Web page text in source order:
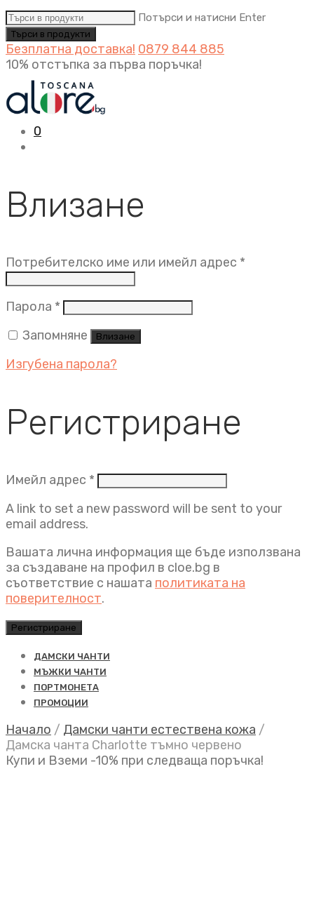
Потърси и натисни Enter
Безплатна доставка! 0879 844 885
10% отстъпка за първа поръчка!
0
Влизане
Потребителско име или имейл адрес *
Парола * Задължително
Запомняне
Влизане
Изгубена парола?
Регистриране
Имейл адрес * Задължително
A link to set a new password will be sent to your
email address.
Вашата лична информация ще бъде използвана
за създаване на профил в cloe.bg в
съответствие с нашата политиката на
поверителност.
Регистриране
ДАМСКИ ЧАНТИ
МЪЖКИ ЧАНТИ
ПОРТМОНЕТА
ПРОМОЦИИ
Начало / Дамски чанти естествена кожа /
Дамска чанта Charlotte тъмно червено
Купи и Вземи -10% при следваща поръчка!